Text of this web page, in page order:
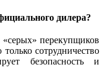
дилера?
перекупщиков
сотрудничество
безопасность и